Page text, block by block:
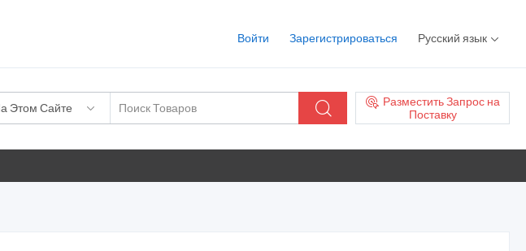
Войти Зарегистрироваться Русский язык
Этом Сайте
Разместить Запрос на
Поставку